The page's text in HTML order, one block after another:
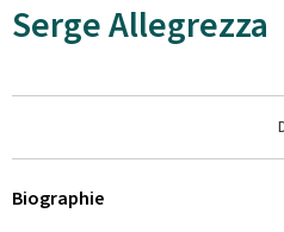
Serge Allegrezza
Biographie